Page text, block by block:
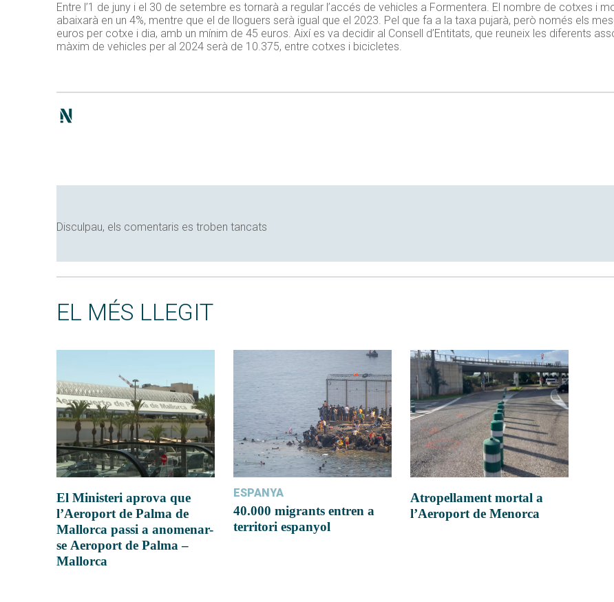
Entre l’1 de juny i el 30 de setembre es tornarà a regular l’accés de vehicles a Formentera. El nombre de cotxes i
abaixarà en un 4%, mentre que el de lloguers serà igual que el 2023. Pel que fa a la taxa pujarà, però només els
euros per cotxe i dia, amb un mínim de 45 euros. Així es va decidir al Consell d’Entitats, que reuneix les diferents
màxim de vehicles per al 2024 serà de 10.375, entre cotxes i bicicletes.
Disculpau, els comentaris es troben tancats
EL MÉS LLEGIT
El Ministeri aprova que
l’Aeroport de Palma de
Mallorca passi a anomenar-
se Aeroport de Palma –
Mallorca
ESPANYA
40.000 migrants entren a
territori espanyol
Atropellament mortal a
l’Aeroport de Menorca